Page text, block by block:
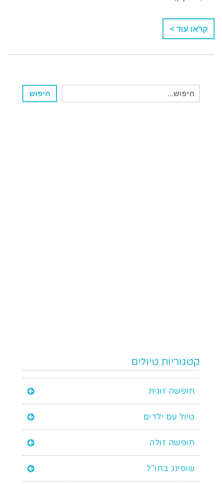
קראו עוד >
חיפוש
עבור:
חיפוש
קטגוריות טיולים
חופשה זוגית
טיול עם ילדים
חופשה זולה
שופינג בחו"ל